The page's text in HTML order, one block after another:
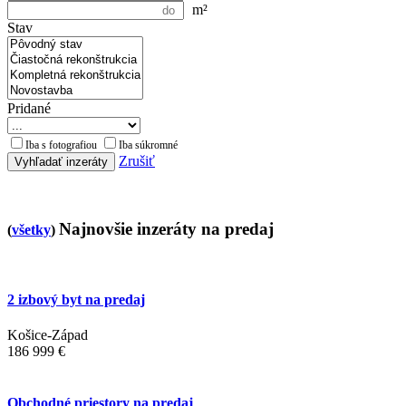
m²
Stav
Pridané
Iba s fotografiou Iba súkromné
Vyhľadať inzeráty Zrušiť
(všetky) Najnovšie inzeráty na predaj
2 izbový byt na predaj
Košice-Západ
186 999 €
Obchodné priestory na predaj